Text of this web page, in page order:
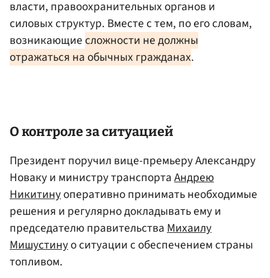
власти, правоохранительных органов и
силовых структур. Вместе с тем, по его словам,
возникающие сложности не должны
отражаться на обычных гражданах.
О контроле за ситуацией
Президент поручил вице-премьеру Александру
Новаку и министру транспортаАндрею
Никитинуоперативно принимать необходимые
решения и регулярно докладывать ему и
председателю правительстваМихаилу
Мишустинуо ситуации с обеспечением страны
топливом.